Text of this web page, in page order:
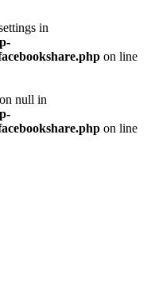
in
on line
null in
on line